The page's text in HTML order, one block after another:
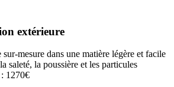
extérieure
mesure dans une matière légère et facile
saleté, la poussière et les particules
1270€